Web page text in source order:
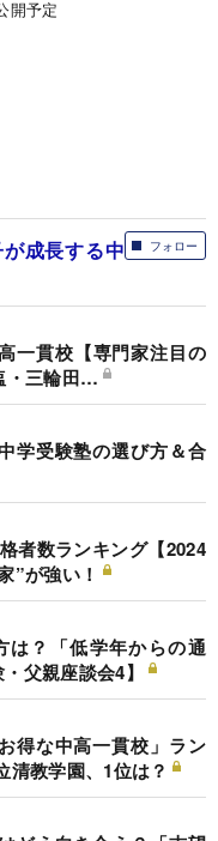
開予定
フォロー
成長する中
一貫校【専門家注目の
・三輪田…
学受験塾の選び方＆合
者数ランキング【2024
”が強い！
は？「低学年からの通
父親座談会4】
得な中高一貫校」ラン
清教学園、1位は？